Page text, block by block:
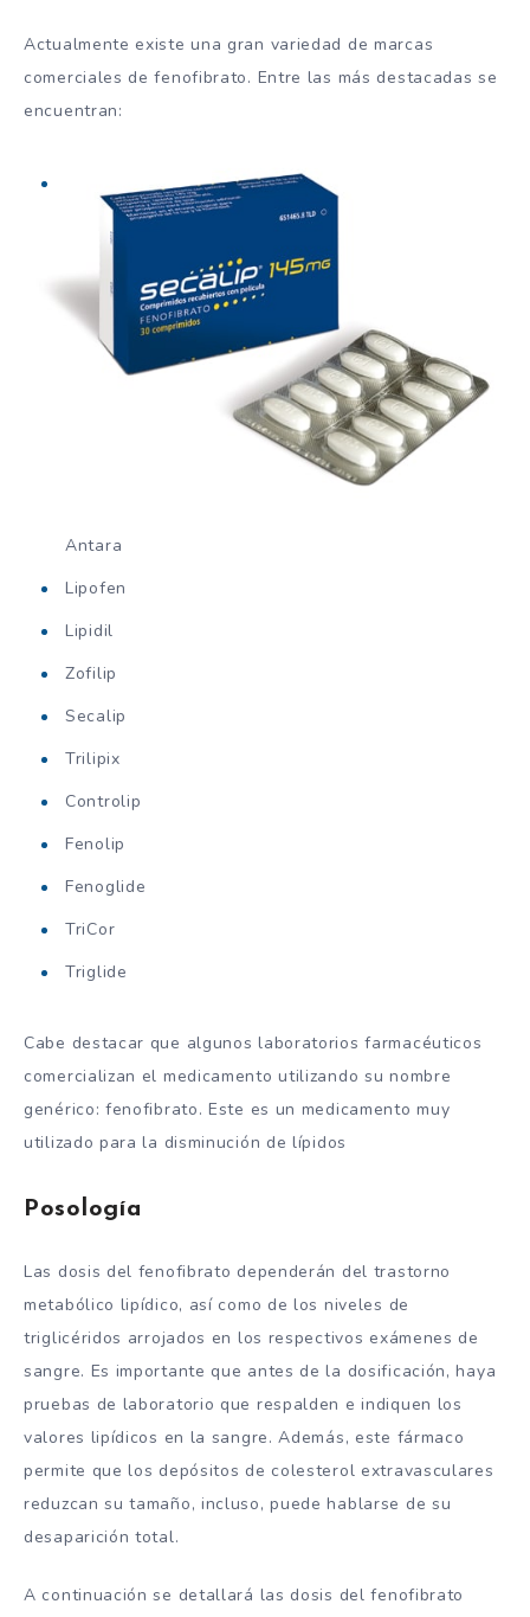
Actualmente existe una gran variedad de marcas
comerciales de fenofibrato. Entre las más destacadas se
encuentran:
Antara
Lipofen
Lipidil
Zofilip
Secalip
Trilipix
Controlip
Fenolip
Fenoglide
TriCor
Triglide
Cabe destacar que algunos laboratorios farmacéuticos
comercializan el medicamento utilizando su nombre
genérico: fenofibrato. Este es un medicamento muy
utilizado para la disminución de lípidos
Posología
Las dosis del fenofibrato dependerán del trastorno
metabólico lipídico, así como de los niveles de
triglicéridos arrojados en los respectivos exámenes de
sangre. Es importante que antes de la dosificación, haya
pruebas de laboratorio que respalden e indiquen los
valores lipídicos en la sangre. Además, este fármaco
permite que los depósitos de colesterol extravasculares
reduzcan su tamaño, incluso, puede hablarse de su
desaparición total.
A continuación se detallará las dosis del fenofibrato